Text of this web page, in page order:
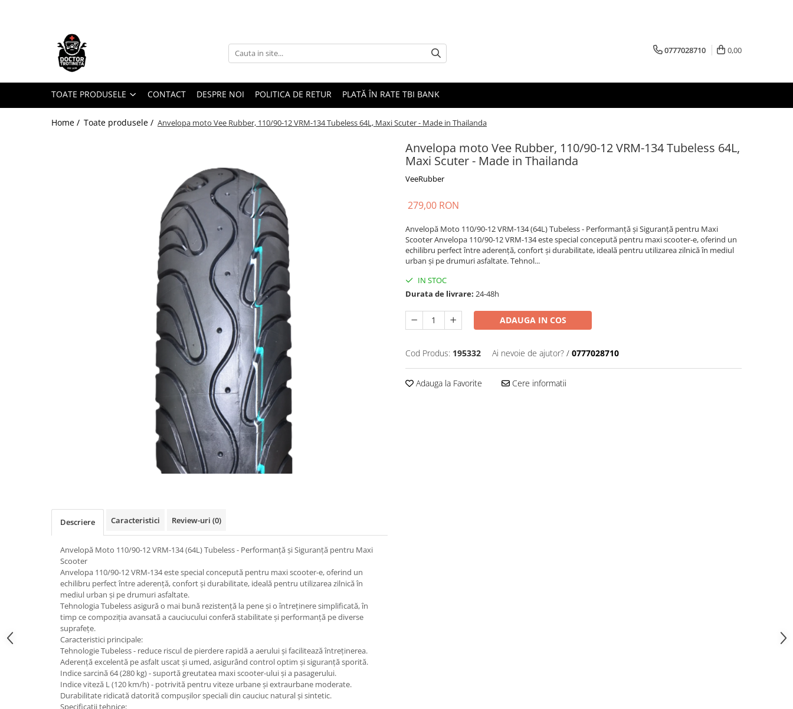
Toate Produsele
Piese de schimb
https://www.doctortrotineta.ro/electrica
Acceleratie
https://www.doctortrotineta.ro/lumini
https://www.doctortrotineta.ro/cadru
https://www.doctortrotineta.ro/cauciucuri-
https://www.doctortrotineta.ro/cauciucuri-
cauciucuri-bicicleta
Camere bicicleta
Cauciuc tubeless cu GEL antipană
Accesorii
Trotinete electrice
Biciclete Electrice
Anvelope moto
Camere moto
0777028710 0,00
TOATE PRODUSELE CONTACT DESPRE NOI POLITICA DE RETUR PLATĂ ÎN RATE TBI BANK
Home / Toate produsele / Anvelopa moto Vee Rubber, 110/90-12 VRM-134 Tubeless 64L, Maxi Scuter - Made in Thailanda
Anvelopa moto Vee Rubber, 110/90-12 VRM-134 Tubeless 64L,
Maxi Scuter - Made in Thailanda
VeeRubber
279,00 RON
Anvelopă Moto 110/90-12 VRM-134 (64L) Tubeless - Performanță și Siguranță pentru Maxi
Scooter Anvelopa 110/90-12 VRM-134 este special concepută pentru maxi scooter-e, oferind un
echilibru perfect între aderență, confort și durabilitate, ideală pentru utilizarea zilnică în mediul
urban și pe drumuri asfaltate. Tehnol...
IN STOC
Durata de livrare: 24-48h
ADAUGA IN COS
Cod Produs: 195332 Ai nevoie de ajutor? / 0777028710
Adauga la Favorite Cere informatii
Descriere Caracteristici Review-uri (0)
Anvelopă Moto 110/90-12 VRM-134 (64L) Tubeless - Performanță și Siguranță pentru Maxi
Scooter
Anvelopa 110/90-12 VRM-134 este special concepută pentru maxi scooter-e, oferind un
echilibru perfect între aderență, confort și durabilitate, ideală pentru utilizarea zilnică în
mediul urban și pe drumuri asfaltate.
Tehnologia Tubeless asigură o mai bună rezistență la pene și o întreținere simplificată, în
timp ce compoziția avansată a cauciucului conferă stabilitate și performanță pe diverse
suprafețe.
Caracteristici principale:
Tehnologie Tubeless - reduce riscul de pierdere rapidă a aerului și facilitează întreținerea.
Aderență excelentă pe asfalt uscat și umed, asigurând control optim și siguranță sporită.
Indice sarcină 64 (280 kg) - suportă greutatea maxi scooter-ului și a pasagerului.
Indice viteză L (120 km/h) - potrivită pentru viteze urbane și extraurbane moderate.
Durabilitate ridicată datorită compușilor speciali din cauciuc natural și sintetic.
Specificații tehnice: